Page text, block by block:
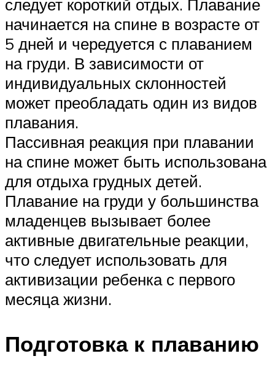
следует короткий отдых. Плавание
начинается на спине в возрасте от
5 дней и чередуется с плаванием
на груди. В зависимости от
индивидуальных склонностей
может преобладать один из видов
плавания.
Пассивная реакция при плавании
на спине может быть использована
для отдыха грудных детей.
Плавание на груди у большинства
младенцев вызывает более
активные двигательные реакции,
что следует использовать для
активизации ребенка с первого
месяца жизни.
Подготовка к плаванию